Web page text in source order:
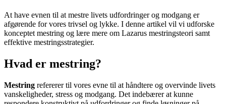
At have evnen til at mestre livets udfordringer og modgang er
afgørende for vores trivsel og lykke. I denne artikel vil vi udforske
konceptet mestring og lære mere om Lazarus mestringsteori samt
effektive mestringsstrategier.
Hvad er mestring?
Mestring refererer til vores evne til at håndtere og overvinde livets
vanskeligheder, stress og modgang. Det indebærer at kunne